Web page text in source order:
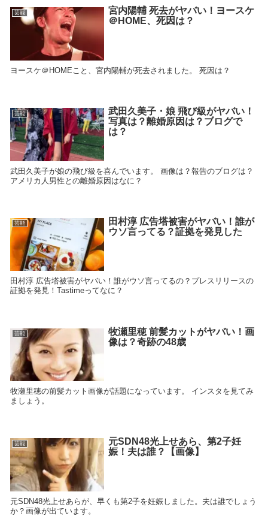
芸能
宮内陽輔 死去がヤバい！ヨースケ
＠HOME、死因は？
ヨースケ＠HOMEこと、宮内陽輔が死去されました。 死因は？
芸能
武田久美子・娘 飛び級がヤバい！
写真は？離婚原因は？ブログで
は？
武田久美子が娘の飛び級を喜んでいます。 画像は？報告のブログは？
アメリカ人男性との離婚原因はなに？
芸能
田村淳 広告塔被害がヤバい！誰が
ウソ言ってる？証拠を発見した
田村淳 広告塔被害がヤバい！誰がウソ言ってるの？プレスリリースの
証拠を発見！Tastimeってなに？
芸能
牧瀬里穂 前髪カットがヤバい！画
像は？奇跡の48歳
牧瀬里穂の前髪カット画像が話題になっています。 インスタを見てみ
ましょう。
芸能
元SDN48光上せあら、第2子妊
娠！夫は誰？【画像】
元SDN48光上せあらが、早くも第2子を妊娠しました。夫は誰でしょう
か？画像が出ています。